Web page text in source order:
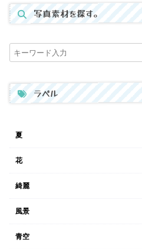
写真素材を探す。
ラベル
夏
花
綺麗
風景
青空